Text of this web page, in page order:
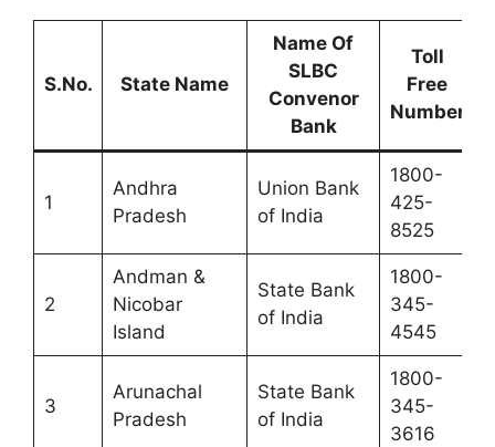
S.No. State Name
Name Of
SLBC
Convenor
Bank
Toll
Free
Number
1
Andhra
Pradesh
Union Bank
of India
1800-
425-
8525
2
Andman &
Nicobar
Island
State Bank
of India
1800-
345-
4545
3
Arunachal
Pradesh
State Bank
of India
1800-
345-
3616